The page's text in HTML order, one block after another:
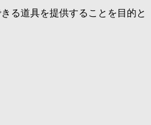
る道具を提供することを目的と